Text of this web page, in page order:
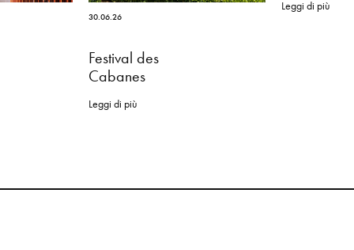
30.06.26
Festival des
Cabanes
Leggi di più
Leggi di più